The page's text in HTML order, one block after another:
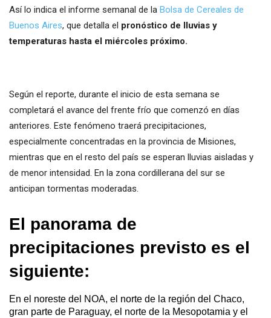
Así lo indica el informe semanal de la Bolsa de Cereales de
Buenos Aires, que detalla el pronóstico de lluvias y
temperaturas hasta el miércoles próximo.
Según el reporte, durante el inicio de esta semana se
completará el avance del frente frío que comenzó en días
anteriores. Este fenómeno traerá precipitaciones,
especialmente concentradas en la provincia de Misiones,
mientras que en el resto del país se esperan lluvias aisladas y
de menor intensidad. En la zona cordillerana del sur se
anticipan tormentas moderadas.
El panorama de
precipitaciones previsto es el
siguiente:
En el noreste del NOA, el norte de la región del Chaco,
gran parte de Paraguay, el norte de la Mesopotamia y el